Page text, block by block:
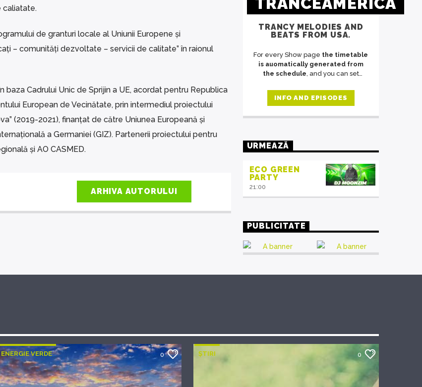
caliatate.
de granturi locale al Uniunii Europene și
– comunităţi dezvoltate – servicii de calitate” în raionul
Cadrului Unic de Sprijin a UE, acordat pentru Republica
European de Vecinătate, prin intermediul proiectului
(2019-2021), finanțat de către Uniunea Europeană și
a Germaniei (GIZ). Partenerii proiectului pentru
și AO CASMED.
ARHIVA AUTORULUI
TRANCY MELODIES AND
BEATS FROM USA.
For every Show page the timetable
is auomatically generated from
the schedule, and you can set
Articles and Chartsby simply
choosing a category. Curabitur id
eget tellus nec, pellentesque varius
tincidunt justo. Aliquam semper
faucibus odio id varius. Suspendisse
INFO AND EPISODES
URMEAZĂ
ECO GREEN
PARTY
21:00
PUBLICITATE
ENERGIE VERDE 0 ȘTIRI 0